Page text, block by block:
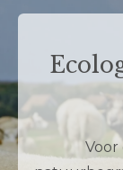
Voor